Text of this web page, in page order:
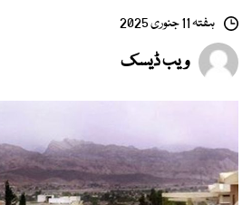
ہفتہ 11 جنوری 2025
ویب ڈیسک